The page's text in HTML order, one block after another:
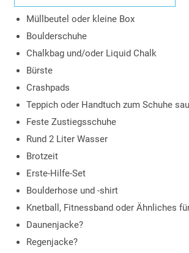
Müllbeutel oder kleine Box
Boulderschuhe
Chalkbag und/oder Liquid Chalk
Bürste
Crashpads
Teppich oder Handtuch zum Schuhe
Feste Zustiegsschuhe
Rund 2 Liter Wasser
Brotzeit
Erste-Hilfe-Set
Boulderhose und -shirt
Knetball, Fitnessband oder Ähnliches
Daunenjacke?
Regenjacke?